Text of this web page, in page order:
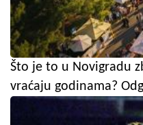
Što je to u Novigradu
vraćaju godinama?